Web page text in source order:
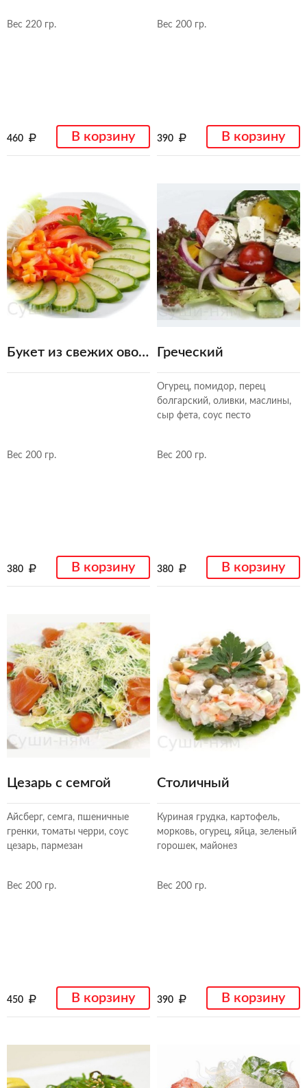
Вес 220 гр.
460 В корзину
Вес 200 гр.
390 В корзину
Букет из свежих овощй
Вес 200 гр.
380 В корзину
Греческий
Огурец, помидор, перец
болгарский, оливки, маслины,
сыр фета, соус песто
Вес 200 гр.
380 В корзину
Цезарь с семгой
Айсберг, семга, пшеничные
гренки, томаты черри, соус
цезарь, пармезан
Вес 200 гр.
450 В корзину
Столичный
Куриная грудка, картофель,
морковь, огурец, яйца, зеленый
горошек, майонез
Вес 200 гр.
390 В корзину